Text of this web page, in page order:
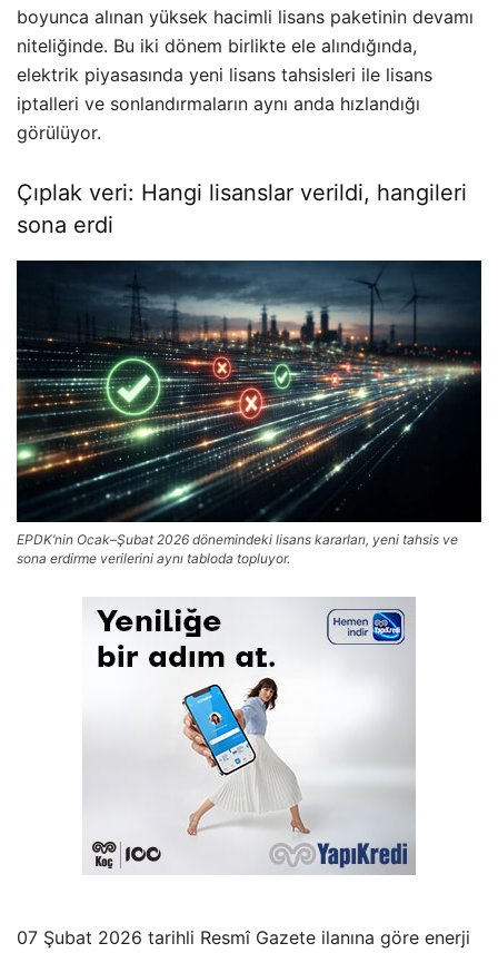
boyunca alınan yüksek hacimli lisans paketinin devamı
niteliğinde. Bu iki dönem birlikte ele alındığında,
elektrik piyasasında yeni lisans tahsisleri ile lisans
iptalleri ve sonlandırmaların aynı anda hızlandığı
görülüyor.
Çıplak veri: Hangi lisanslar verildi, hangileri
sona erdi
EPDK’nin Ocak–Şubat 2026 dönemindeki lisans kararları, yeni tahsis ve
sona erdirme verilerini aynı tabloda topluyor.
07 Şubat 2026 tarihli Resmî Gazete ilanına göre enerji